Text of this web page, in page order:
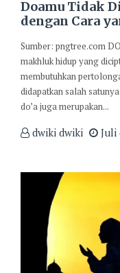
Doamu Tidak
dengan Cara
Sumber: pngtree.com
makhluk hidup yang
membutuhkan
didapatkan salah
do’a juga merupakan...
dwiki dwiki Juli